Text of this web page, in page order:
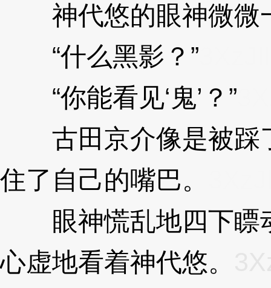
神代悠的眼神微微
“什么黑影？”
“你能看见‘鬼’？”
古田京介像是被踩
住了自己的嘴巴。
眼神慌乱地四下瞟
心虚地看着神代悠。